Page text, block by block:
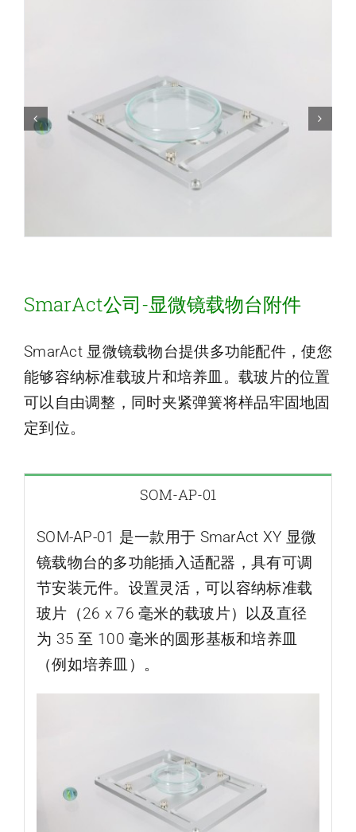
SmarAct公司-显微镜载物台附件
SmarAct 显微镜载物台提供多功能配件，使您
能够容纳标准载玻片和培养皿。载玻片的位置
可以自由调整，同时夹紧弹簧将样品牢固地固
定到位。
SOM-AP-01
SOM-AP-01 是一款用于 SmarAct XY 显微
镜载物台的多功能插入适配器，具有可调
节安装元件。设置灵活，可以容纳标准载
玻片（26 x 76 毫米的载玻片）以及直径
为 35 至 100 毫米的圆形基板和培养皿
（例如培养皿）。